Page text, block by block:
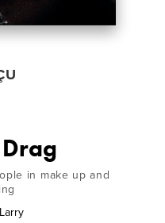
in make up and